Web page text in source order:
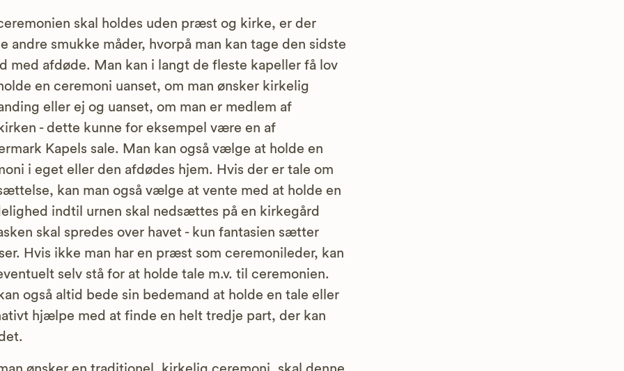
skal holdes uden præst og kirke, er der
andre smukke måder, hvorpå man kan tage den sidste
med afdøde. Man kan i langt de fleste kapeller få lov
en ceremoni uanset, om man ønsker kirkelig
eller ej og uanset, om man er medlem af
- dette kunne for eksempel være en af
Kapels sale. Man kan også vælge at holde en
i eget eller den afdødes hjem. Hvis der er tale om
kan man også vælge at vente med at holde en
indtil urnen skal nedsættes på en kirkegård
skal spredes over havet - kun fantasien sætter
Hvis ikke man har en præst som ceremonileder, kan
selv stå for at holde tale m.v. til ceremonien.
også altid bede sin bedemand at holde en tale eller
hjælpe med at finde en helt tredje part, der kan